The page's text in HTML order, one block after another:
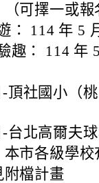
可擇一或報
： 114 年 5
趣： 114 年
頂社國小（
台北高爾夫
市各級學校
附檔計畫
綱(ogle.com/